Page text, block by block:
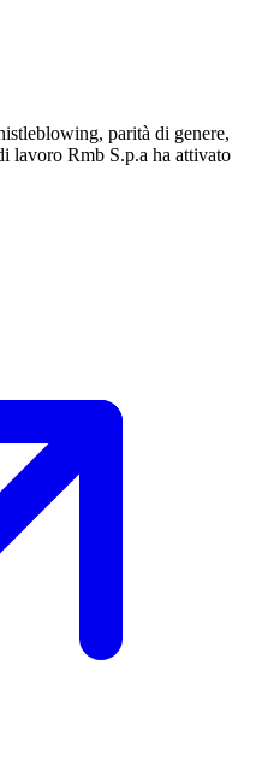
parità di genere,
lavoro Rmb S.p.a ha attivato